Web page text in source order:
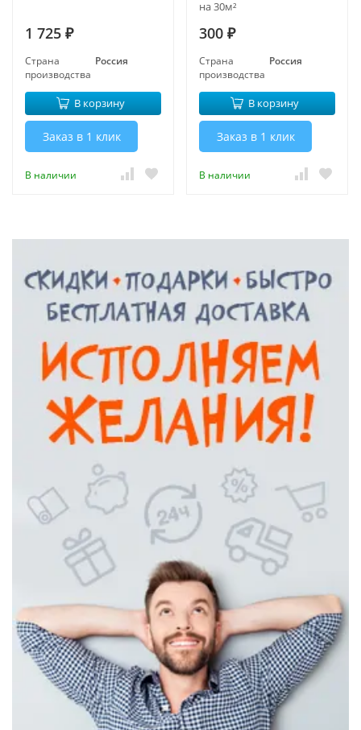
1 725 ₽
Страна
производства
Россия
В корзину
Заказ в 1 клик
В наличии
на 30м²
300 ₽
Страна
производства
Россия
В корзину
Заказ в 1 клик
В наличии